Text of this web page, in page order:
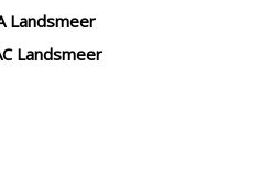
Landsmeer
Landsmeer